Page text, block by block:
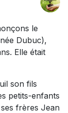
le
Dubuc),
Elle était
son fils
petits-enfants
frères Jean